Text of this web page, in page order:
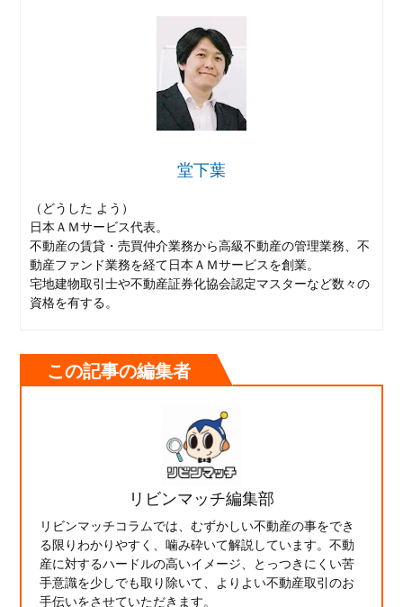
堂下葉
（どうした よう）
日本ＡＭサービス代表。
不動産の賃貸・売買仲介業務から高級不動産の管理業務、不
動産ファンド業務を経て日本ＡＭサービスを創業。
宅地建物取引士や不動産証券化協会認定マスターなど数々の
資格を有する。
この記事の編集者
リビンマッチ編集部
リビンマッチコラムでは、むずかしい不動産の事をでき
る限りわかりやすく、噛み砕いて解説しています。不動
産に対するハードルの高いイメージ、とっつきにくい苦
手意識を少しでも取り除いて、よりよい不動産取引のお
手伝いをさせていただきます。